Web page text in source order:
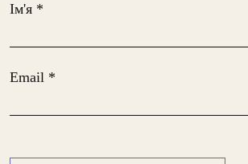
Ім'я *
Email *